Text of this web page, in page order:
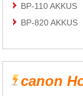
BP-110 AKKUS
BP-820 AKKUS
canon